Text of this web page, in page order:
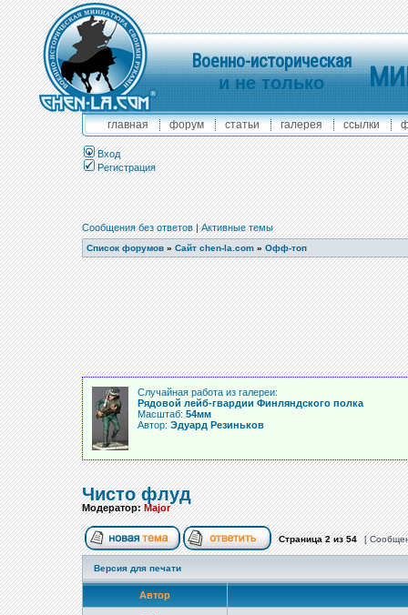
Военно-историческая
и не только
главная форум статьи галерея ссылки
Вход
Регистрация
Сообщения без ответов|Активные темы
Список форумов » Сайт chen-la.com » Офф-топ
Случайная работа из галереи:
Рядовой лейб-гвардии Финляндского полка
Масштаб: 54мм
Автор: Эдуард Резиньков
Чисто флуд
Модератор:Major
Страница2из54 [
Версия для печати
Автор